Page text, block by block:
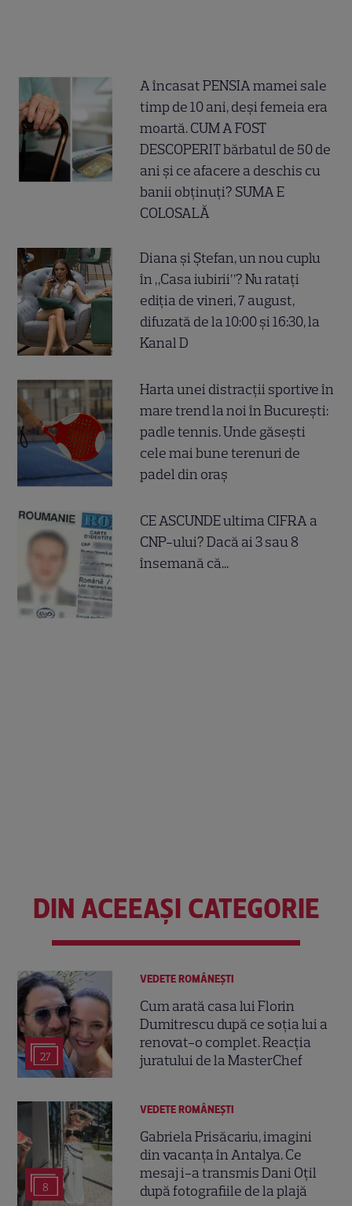
A încasat PENSIA mamei sale
timp de 10 ani, deși femeia era
moartă. CUM A FOST
DESCOPERIT bărbatul de 50 de
ani și ce afacere a deschis cu
banii obținuți? SUMA E
COLOSALĂ
Diana și Ștefan, un nou cuplu
în „Casa iubirii”? Nu ratați
ediția de vineri, 7 august,
difuzată de la 10:00 și 16:30, la
Kanal D
Harta unei distracții sportive în
mare trend la noi în București:
padle tennis. Unde găsești
cele mai bune terenuri de
padel din oraș
CE ASCUNDE ultima CIFRA a
CNP-ului? Dacă ai 3 sau 8
însemană că...
DIN ACEEAȘI CATEGORIE
27
VEDETE ROMÂNEŞTI
Cum arată casa lui Florin
Dumitrescu după ce soția lui a
renovat-o complet. Reacția
juratului de la MasterChef
8
VEDETE ROMÂNEŞTI
Gabriela Prisăcariu, imagini
din vacanța în Antalya. Ce
mesaj i-a transmis Dani Oțil
după fotografiile de la plajă